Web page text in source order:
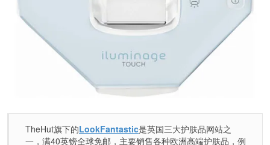
TheHut旗下的LookFantastic是英国三大护肤品网站之
一，满40英镑全球免邮，主要销售各种欧洲高端护肤品，例